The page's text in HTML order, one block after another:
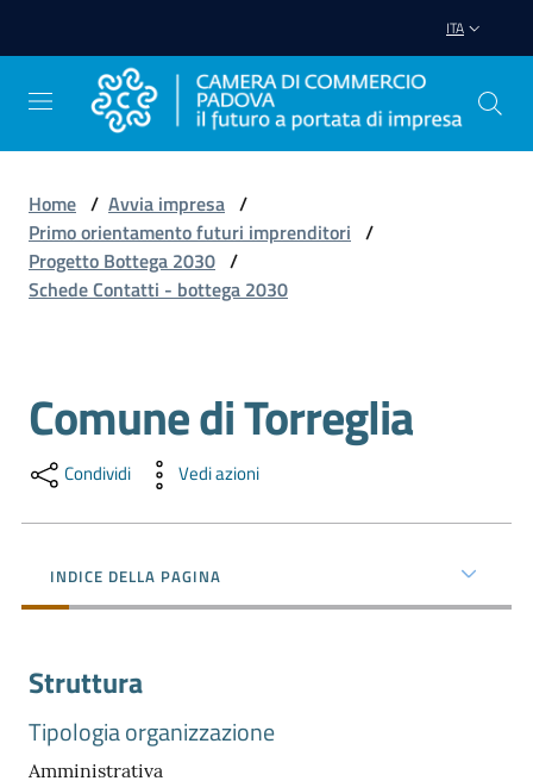
ITA
Avviare
Impresa
Impresa
Promuovere
Impresa
territorio
Tutelare
Impresa
e
Consumatore
Home / Avvia impresa /
Primo orientamento futuri imprenditori /
Progetto Bottega 2030 /
Schede Contatti - bottega 2030
Salta al contenuto
Comune di Torreglia
Condividi Vedi azioni
INDICE DELLA PAGINA
Struttura
Tipologia organizzazione
Amministrativa